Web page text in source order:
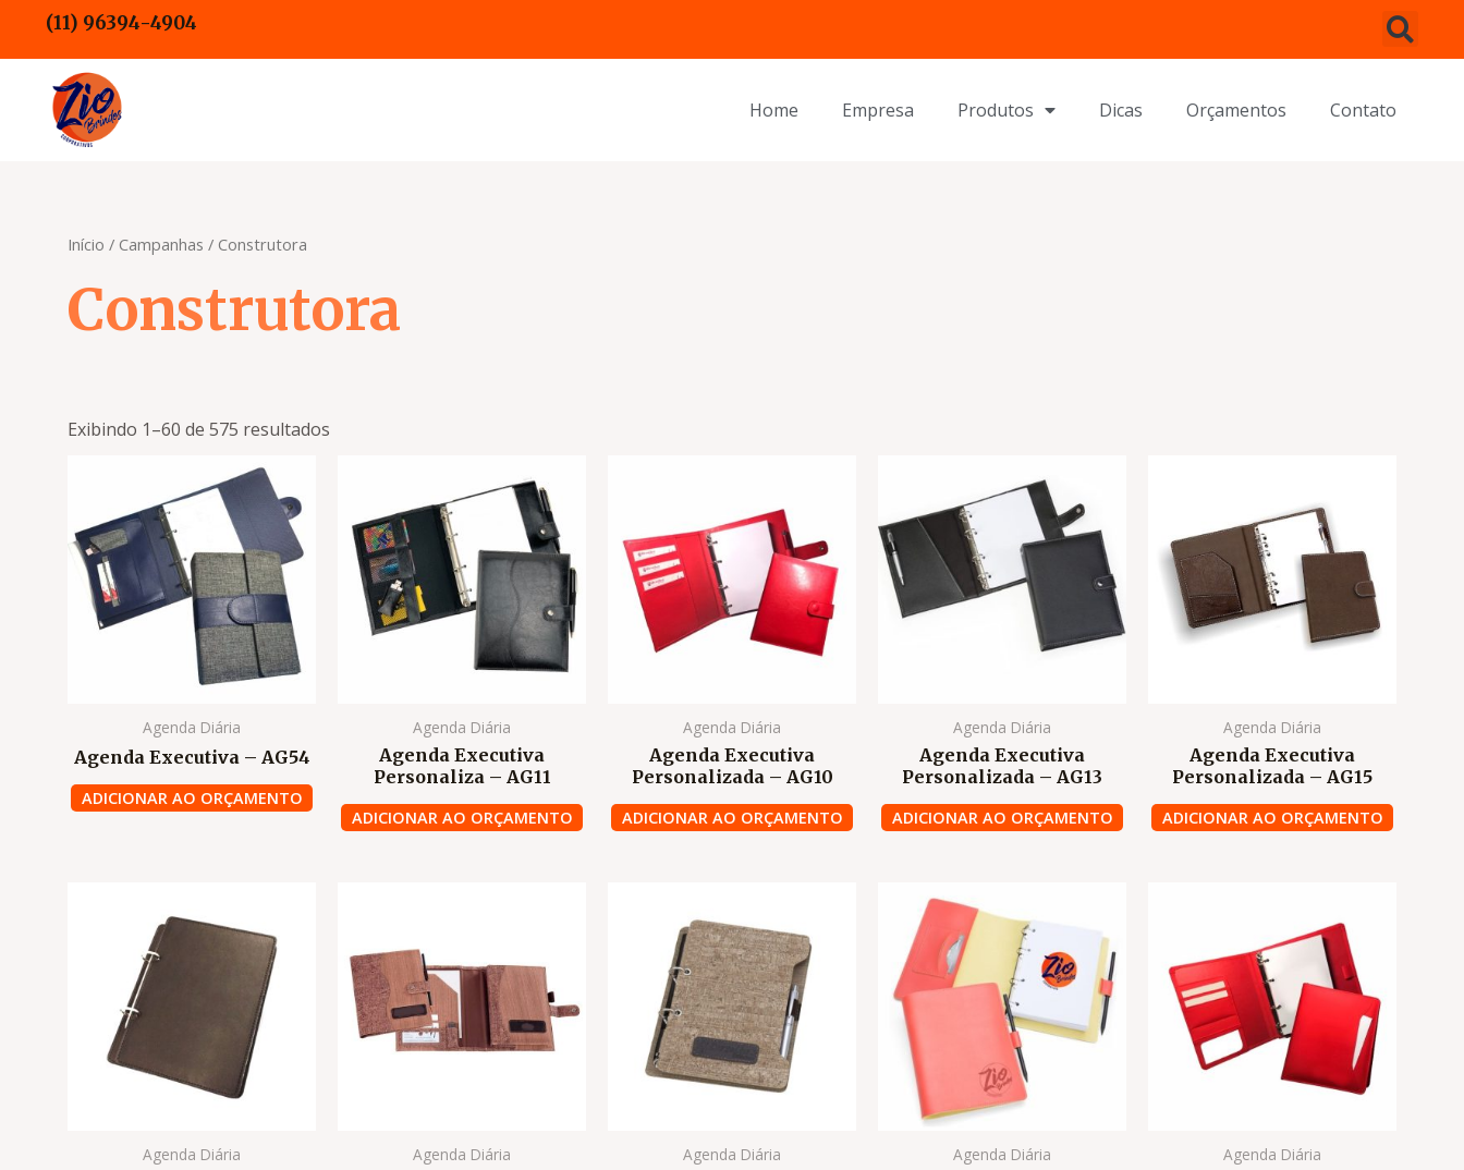
o
conteúdo
(11) 96394-4904
Home Empresa Produtos Dicas Orçamentos Contato
Início / Campanhas / Construtora
Construtora
Exibindo 1–60 de 575 resultados
Agenda Diária
Agenda Executiva – AG54
ADICIONAR AO ORÇAMENTO
Agenda Diária
Agenda Executiva
Personaliza – AG11
ADICIONAR AO ORÇAMENTO
Agenda Diária
Agenda Executiva
Personalizada – AG10
ADICIONAR AO ORÇAMENTO
Agenda Diária
Agenda Executiva
Personalizada – AG13
ADICIONAR AO ORÇAMENTO
Agenda Diária
Agenda Executiva
Personalizada – AG15
ADICIONAR AO ORÇAMENTO
Agenda Diária Agenda Diária Agenda Diária Agenda Diária Agenda Diária